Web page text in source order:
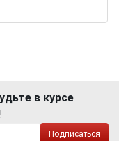
в курсе
Подписаться